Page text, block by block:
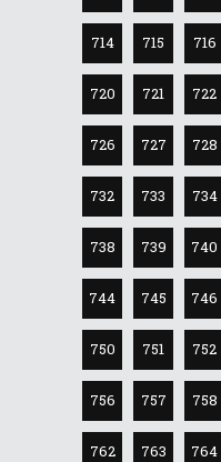
714 715 716
720 721 722
726 727 728
732 733 734
738 739 740
744 745 746
750 751 752
756 757 758
762 763 764